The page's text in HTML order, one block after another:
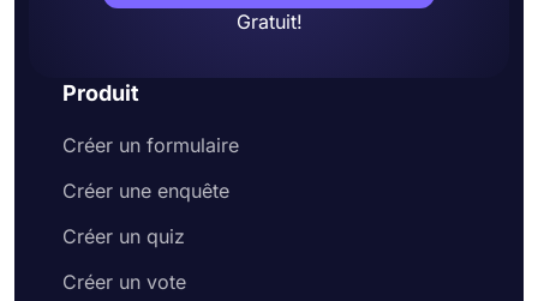
Gratuit!
Produit
Créer un formulaire
Créer une enquête
Créer un quiz
Créer un vote